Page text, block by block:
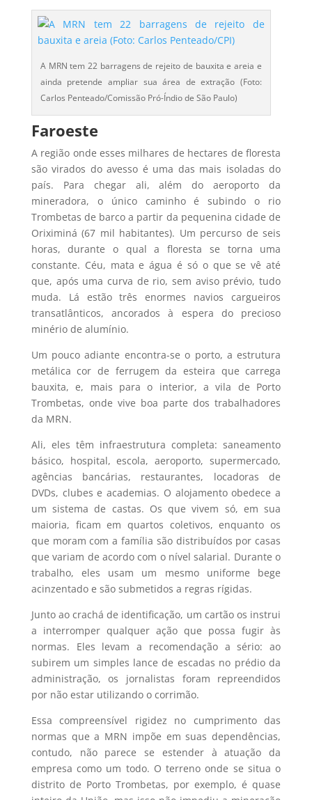
A MRN tem 22 barragens de rejeito de bauxita e areia e
ainda pretende ampliar sua área de extração (Foto:
Carlos Penteado/Comissão Pró-Índio de São Paulo)
Faroeste
A região onde esses milhares de hectares de floresta
são virados do avesso é uma das mais isoladas do
país. Para chegar ali, além do aeroporto da
mineradora, o único caminho é subindo o rio
Trombetas de barco a partir da pequenina cidade de
Oriximiná (67 mil habitantes). Um percurso de seis
horas, durante o qual a floresta se torna uma
constante. Céu, mata e água é só o que se vê até
que, após uma curva de rio, sem aviso prévio, tudo
muda. Lá estão três enormes navios cargueiros
transatlânticos, ancorados à espera do precioso
minério de alumínio.
Um pouco adiante encontra-se o porto, a estrutura
metálica cor de ferrugem da esteira que carrega
bauxita, e, mais para o interior, a vila de Porto
Trombetas, onde vive boa parte dos trabalhadores
da MRN.
Ali, eles têm infraestrutura completa: saneamento
básico, hospital, escola, aeroporto, supermercado,
agências bancárias, restaurantes, locadoras de
DVDs, clubes e academias. O alojamento obedece a
um sistema de castas. Os que vivem só, em sua
maioria, ficam em quartos coletivos, enquanto os
que moram com a família são distribuídos por casas
que variam de acordo com o nível salarial. Durante o
trabalho, eles usam um mesmo uniforme bege
acinzentado e são submetidos a regras rígidas.
Junto ao crachá de identificação, um cartão os instrui
a interromper qualquer ação que possa fugir às
normas. Eles levam a recomendação a sério: ao
subirem um simples lance de escadas no prédio da
administração, os jornalistas foram repreendidos
por não estar utilizando o corrimão.
Essa compreensível rigidez no cumprimento das
normas que a MRN impõe em suas dependências,
contudo, não parece se estender à atuação da
empresa como um todo. O terreno onde se situa o
distrito de Porto Trombetas, por exemplo, é quase